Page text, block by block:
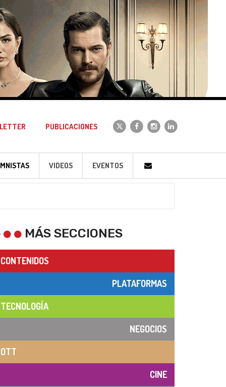
PUBLICACIONES
VIDEOS EVENTOS
MÁS SECCIONES
CONTENIDOS
PLATAFORMAS
TECNOLOGÍA
NEGOCIOS
OTT
CINE